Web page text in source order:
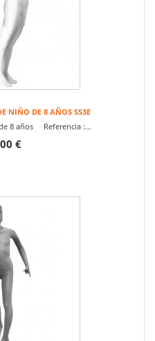
NIÑO DE 8 AÑOS SS3E
8 años Referencia :...
€